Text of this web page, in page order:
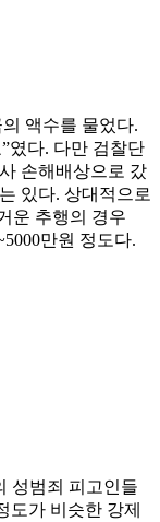
액수를 물었다.
였다. 다만 검찰단
손해배상으로 갔
있다. 상대적으로
운 추행의 경우
만원 정도다.
성범죄 피고인들
도가 비슷한 강제